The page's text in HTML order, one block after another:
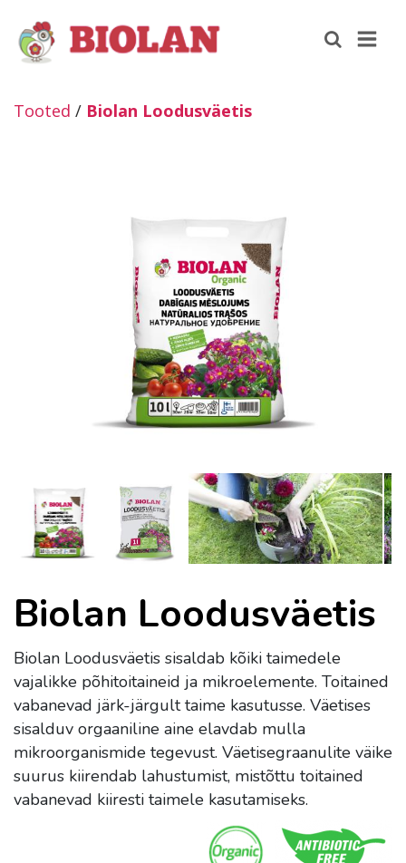
Tooted / Biolan Loodusväetis
Biolan Loodusväetis
Biolan Loodusväetis sisaldab kõiki taimedele
vajalikke põhitoitaineid ja mikroelemente. Toitained
vabanevad järk-järgult taime kasutusse. Väetises
sisalduv orgaaniline aine elavdab mulla
mikroorganismide tegevust. Väetisegraanulite väike
suurus kiirendab lahustumist, mistõttu toitained
vabanevad kiiresti taimele kasutamiseks.